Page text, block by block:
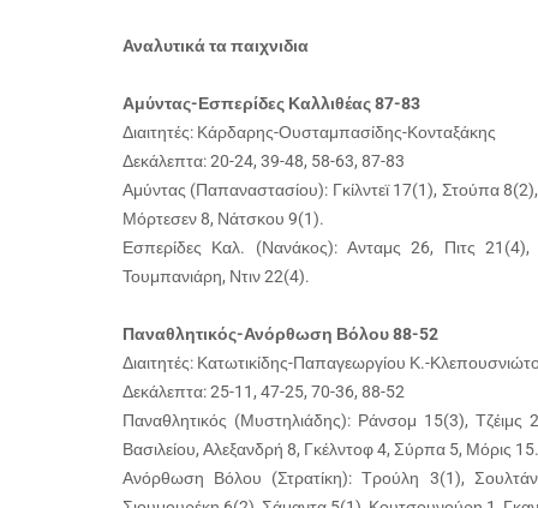
Αναλυτικά τα παιχνιδια
Αμύντας-Εσπερίδες Καλλιθέας 87-83
Διαιτητές: Κάρδαρης-Ουσταμπασίδης-Κονταξάκης
Δεκάλεπτα: 20-24, 39-48, 58-63, 87-83
Αμύντας (Παπαναστασίου): Γκίλντεϊ 17(1), Στούπα
Μόρτεσεν 8, Νάτσκου 9(1).
Εσπερίδες Καλ. (Νανάκος): Ανταμς 26, Πιτς
Τουμπανιάρη, Ντιν 22(4).
Παναθλητικός-Ανόρθωση Βόλου 88-52
Διαιτητές: Κατωτικίδης-Παπαγεωργίου Κ.-
Δεκάλεπτα: 25-11, 47-25, 70-36, 88-52
Παναθλητικός (Μυστηλιάδης): Ράνσομ 15(3),
Βασιλείου, Αλεξανδρή 8, Γκέλντοφ 4, Σύρπα 5, Μόρις 15.
Ανόρθωση Βόλου (Στρατίκη): Τρούλη 3(1),